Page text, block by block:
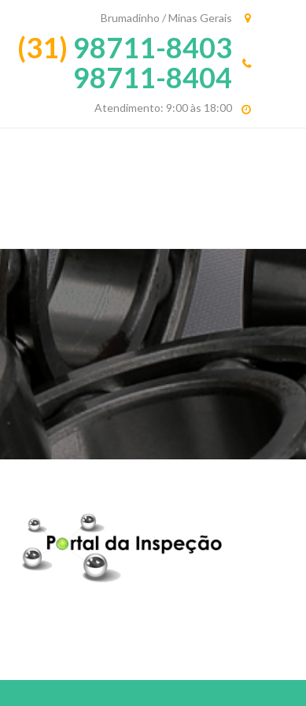
Brumadinho / Minas Gerais
(31) 98711-8403
98711-8404
Atendimento: 9:00 às 18:00